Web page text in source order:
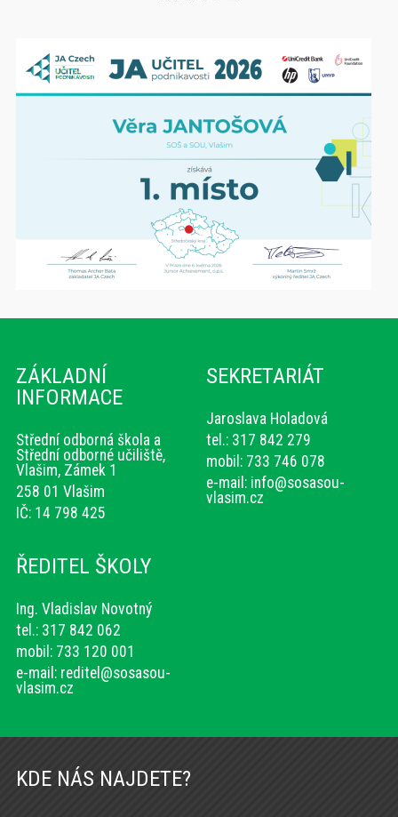
ZÁKLADNÍ
INFORMACE
Střední odborná škola a
Střední odborné učiliště,
Vlašim, Zámek 1
258 01 Vlašim
IČ: 14 798 425
SEKRETARIÁT
Jaroslava Holadová
tel.: 317 842 279
mobil: 733 746 078
e-mail: info@sosasou-
vlasim.cz
ŘEDITEL ŠKOLY
Ing. Vladislav Novotný
tel.: 317 842 062
mobil: 733 120 001
e-mail: reditel@sosasou-
vlasim.cz
KDE NÁS NAJDETE?